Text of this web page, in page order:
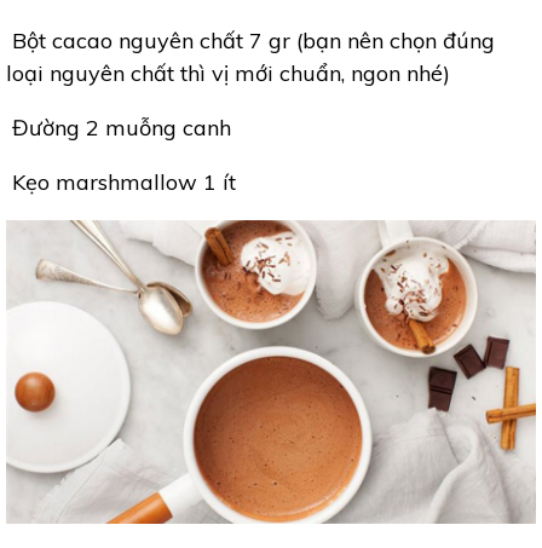
Bột cacao nguyên chất 7 gr (bạn nên chọn đúng
loại nguyên chất thì vị mới chuẩn, ngon nhé)
Đường 2 muỗng canh
Kẹo marshmallow 1 ít